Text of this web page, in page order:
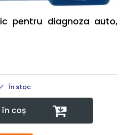
pentru diagnoza auto,
În stoc
coș